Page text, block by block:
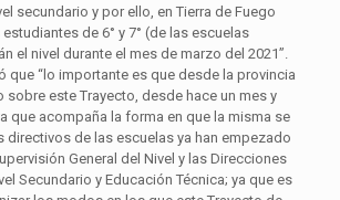
secundario y por ello, en Tierra de Fuego
de 6° y 7° (de las escuelas
el nivel durante el mes de marzo del 2021”.
que “lo importante es que desde la provincia
sobre este Trayecto, desde hace un mes y
que acompaña la forma en que la misma se
directivos de las escuelas ya han empezado
General del Nivel y las Direcciones
Secundario y Educación Técnica; ya que es